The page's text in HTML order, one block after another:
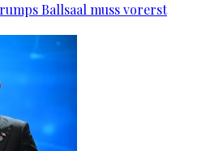
Ballsaal muss vorerst